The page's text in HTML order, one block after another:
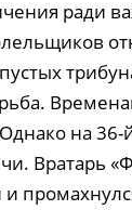
ради
на
Вратарь